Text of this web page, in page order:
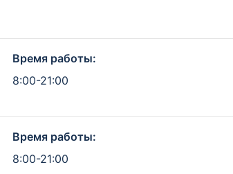
Время работы:
8:00-21:00
Время работы:
8:00-21:00